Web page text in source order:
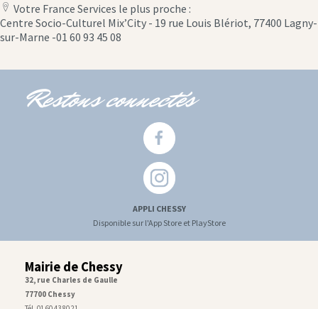
location
icon
Votre France Services le plus proche :
Centre Socio-Culturel Mix’City - 19 rue Louis Blériot, 77400 Lagny-
sur-Marne -01 60 93 45 08
Restons connectés
APPLI CHESSY
Disponible sur l'App Store et PlayStore
Mairie de Chessy
32, rue Charles de Gaulle
77700 Chessy